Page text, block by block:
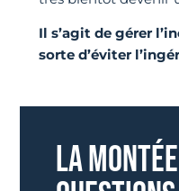
Il s’agit de gérer
sorte d’éviter
LA